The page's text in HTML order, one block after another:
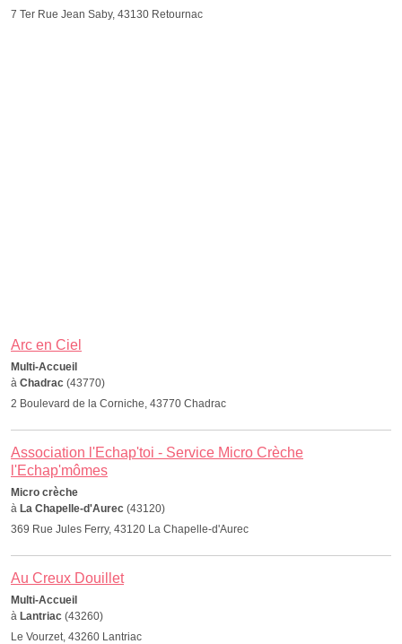
7 Ter Rue Jean Saby, 43130 Retournac
Arc en Ciel
Multi-Accueil
à Chadrac (43770)
2 Boulevard de la Corniche, 43770 Chadrac
Association l'Echap'toi - Service Micro Crèche
l'Echap'mômes
Micro crèche
à La Chapelle-d'Aurec (43120)
369 Rue Jules Ferry, 43120 La Chapelle-d'Aurec
Au Creux Douillet
Multi-Accueil
à Lantriac (43260)
Le Vourzet, 43260 Lantriac